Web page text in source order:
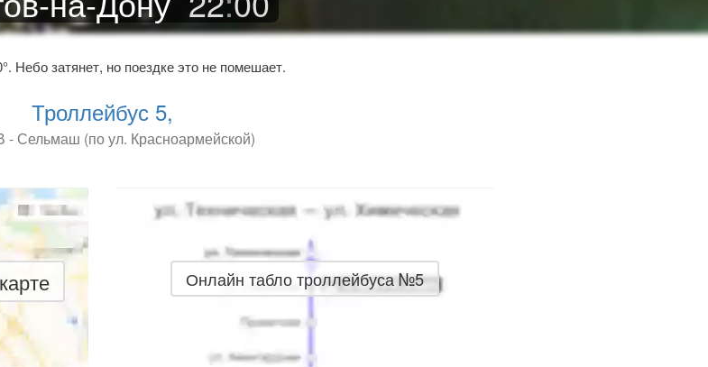
Небо затянет, но поездке это не помешает.
Троллейбус 5,
Сельмаш (по ул. Красноармейской)
Онлайн табло троллейбуса №5